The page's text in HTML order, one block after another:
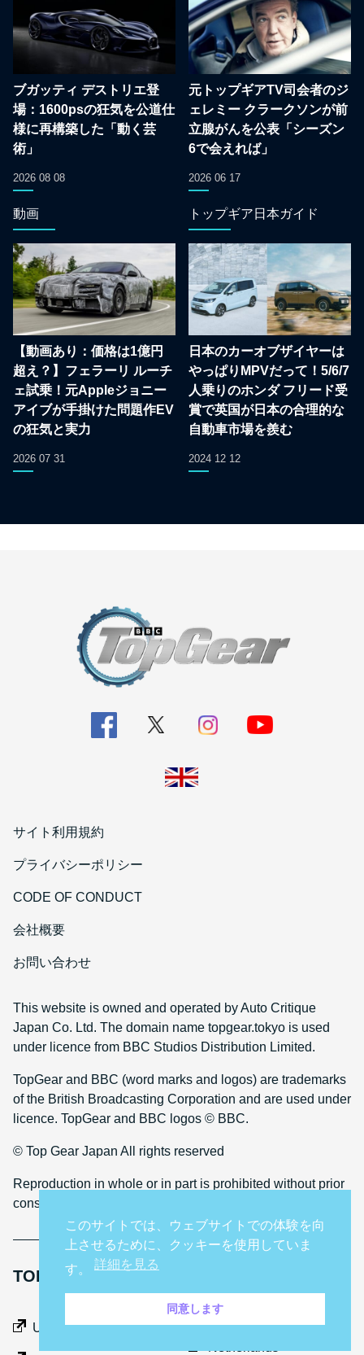
ブガッティ デストリエ登
場：1600psの狂気を公道仕
様に再構築した「動く芸
術」
2026 08 08
元トップギアTV司会者のジ
ェレミー クラークソンが前
立腺がんを公表「シーズン
6で会えれば」
2026 06 17
動画
【動画あり：価格は1億円
超え？】フェラーリ ルーチ
ェ試乗！元Appleジョニー
アイブが手掛けた問題作EV
の狂気と実力
2026 07 31
トップギア日本ガイド
日本のカーオブザイヤーは
やっぱりMPVだって！5/6/7
人乗りのホンダ フリード受
賞で英国が日本の合理的な
自動車市場を羨む
2024 12 12
サイト利用規約
プライバシーポリシー
CODE OF CONDUCT
会社概要
お問い合わせ
This website is owned and operated by Auto Critique
Japan Co. Ltd. The domain name topgear.tokyo is used
under licence from BBC Studios Distribution Limited.
TopGear and BBC (word marks and logos) are trademarks
of the British Broadcasting Corporation and are used under
licence. TopGear and BBC logos © BBC.
© Top Gear Japan All rights reserved
Reproduction in whole or in part is prohibited without prior
consent
TOP GEAR INTERNATIONAL SITES
UK
Middle East
このサイトでは、ウェブサイトでの体験を向
上させるために、クッキーを使用していま
す。 詳細を見る
同意します